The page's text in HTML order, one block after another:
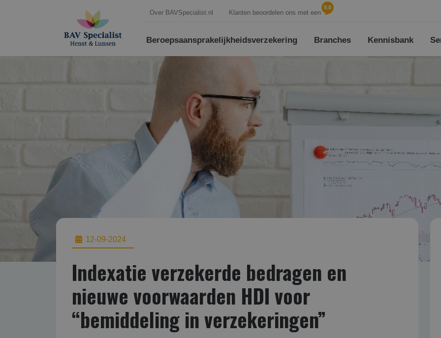
Over BAVSpecialist.nl Klanten beoordelen ons met een
9.8
Beroepsaansprakelijk­heids­verzekering Branches Kennisbank
12-09-2024
Indexatie verzekerde bedragen en
nieuwe voorwaarden HDI voor
“bemiddeling in verzekeringen”